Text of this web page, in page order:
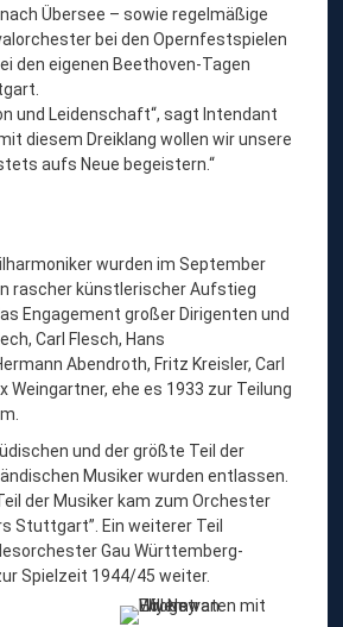
Übersee – sowie regelmäßige
bei den Opernfestspielen
den eigenen Beethoven-Tagen
und Leidenschaft“, sagt Intendant
diesem Dreiklang wollen wir unsere
aufs Neue begeistern.“
wurden im September
rascher künstlerischer Aufstieg
Engagement großer Dirigenten und
Carl Flesch, Hans
Abendroth, Fritz Kreisler, Carl
Weingartner, ehe es 1933 zur Teilung
und der größte Teil der
Musiker wurden entlassen.
der Musiker kam zum Orchester
Stuttgart”. Ein weiterer Teil
Gau Württemberg-
Spielzeit 1944/45 weiter.